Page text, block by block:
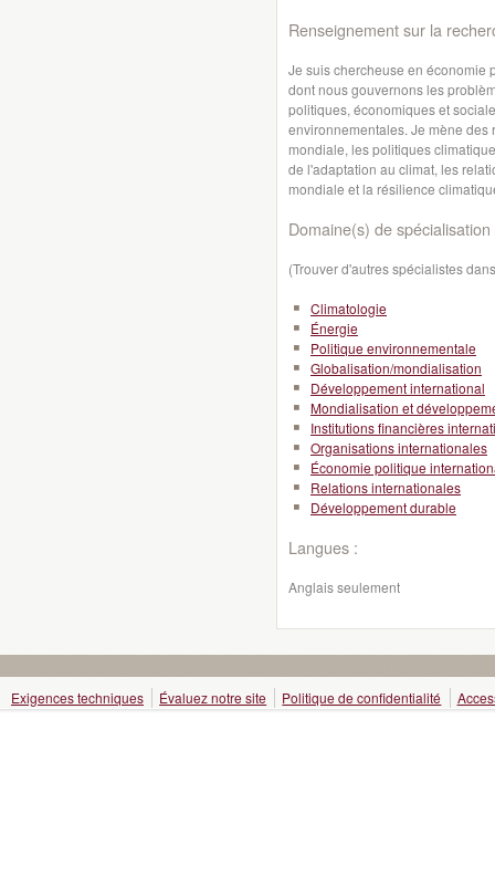
Renseignement sur la
Je suis chercheuse en économie
dont nous gouvernons les
politiques, économiques et
environnementales. Je mène
mondiale, les politiques
de l'adaptation au climat, les
mondiale et la résilience
Domaine(s) de spécialisation
(Trouver d'autres spécialistes
Climatologie
Énergie
Politique environnementale
Globalisation/mondialisation
Développement international
Mondialisation et
Institutions financières
Organisations internationales
Économie politique
Relations internationales
Développement durable
Langues :
Anglais seulement
Exigences techniques Évaluez notre site Politique de confidentialité